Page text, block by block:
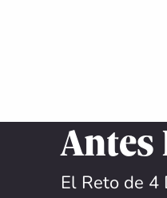
Antes
El Reto de 4